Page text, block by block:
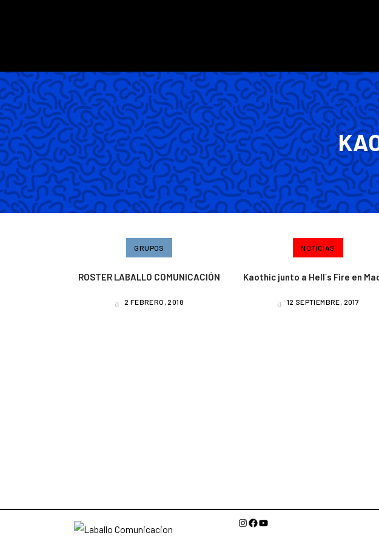
GRUPOS
ROSTER LABALLO COMUNICACIÓN
2 FEBRERO, 2018
NOTICIAS
Kaothic junto a Hell´s Fire en
12 SEPTIEMBRE, 2017
Instagram
Facebook
YouTube